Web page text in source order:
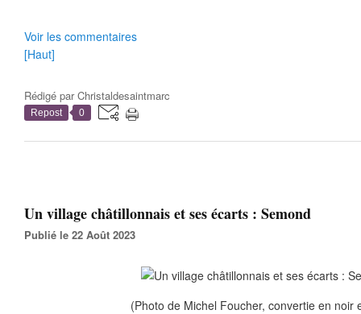
Voir les commentaires
[Haut]
Rédigé parChristaldesaintmarc
Repost 0
Un village châtillonnais et ses écarts : Semond
Publié le 22 Août 2023
(Photo de Michel Foucher, convertie en noir